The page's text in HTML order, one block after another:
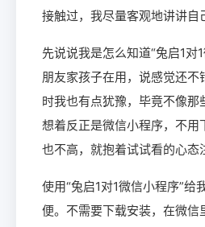
接触过，我尽量客观地讲讲自
先说说我是怎么知道“兔启1对
朋友家孩子在用，说感觉还不
时我也有点犹豫，毕竟不像那
想着反正是微信小程序，不用
也不高，就抱着试试看的心态
使用“兔启1对1微信小程序”给
便。不需要下载安装，在微信